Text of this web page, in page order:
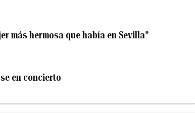
más hermosa que había en Sevilla”
en concierto